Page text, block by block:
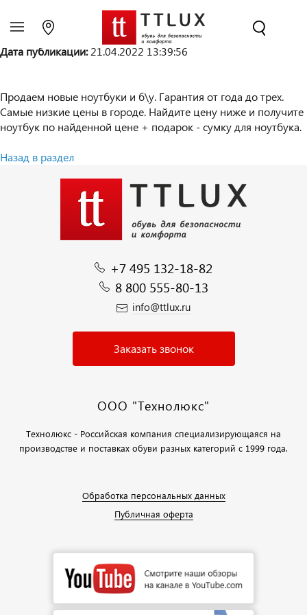
Добавить объявление | Мои
объявления
Дата публикации:21.04.2022 13:39:56
Продаем новые ноутбуки и б\у. Гарантия от года до трех.
Самые низкие цены в городе. Найдите цену ниже и получите
ноутбук по найденной цене + подарок - сумку для ноутбука.
Назад в раздел
+7 495 132-18-82
8 800 555-80-13
info@ttlux.ru
Заказать звонок
ООО "Технолюкс"
Технолюкс - Российская компания специализирующаяся на
производстве и поставках обуви разных категорий с 1999 года.
Обработка персональных данных
Публичная оферта